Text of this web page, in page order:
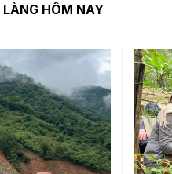
HÔM NAY